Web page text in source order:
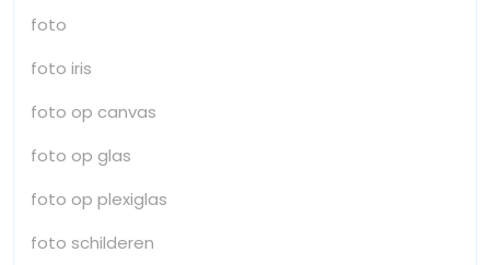
foto
foto iris
foto op canvas
foto op glas
foto op plexiglas
foto schilderen